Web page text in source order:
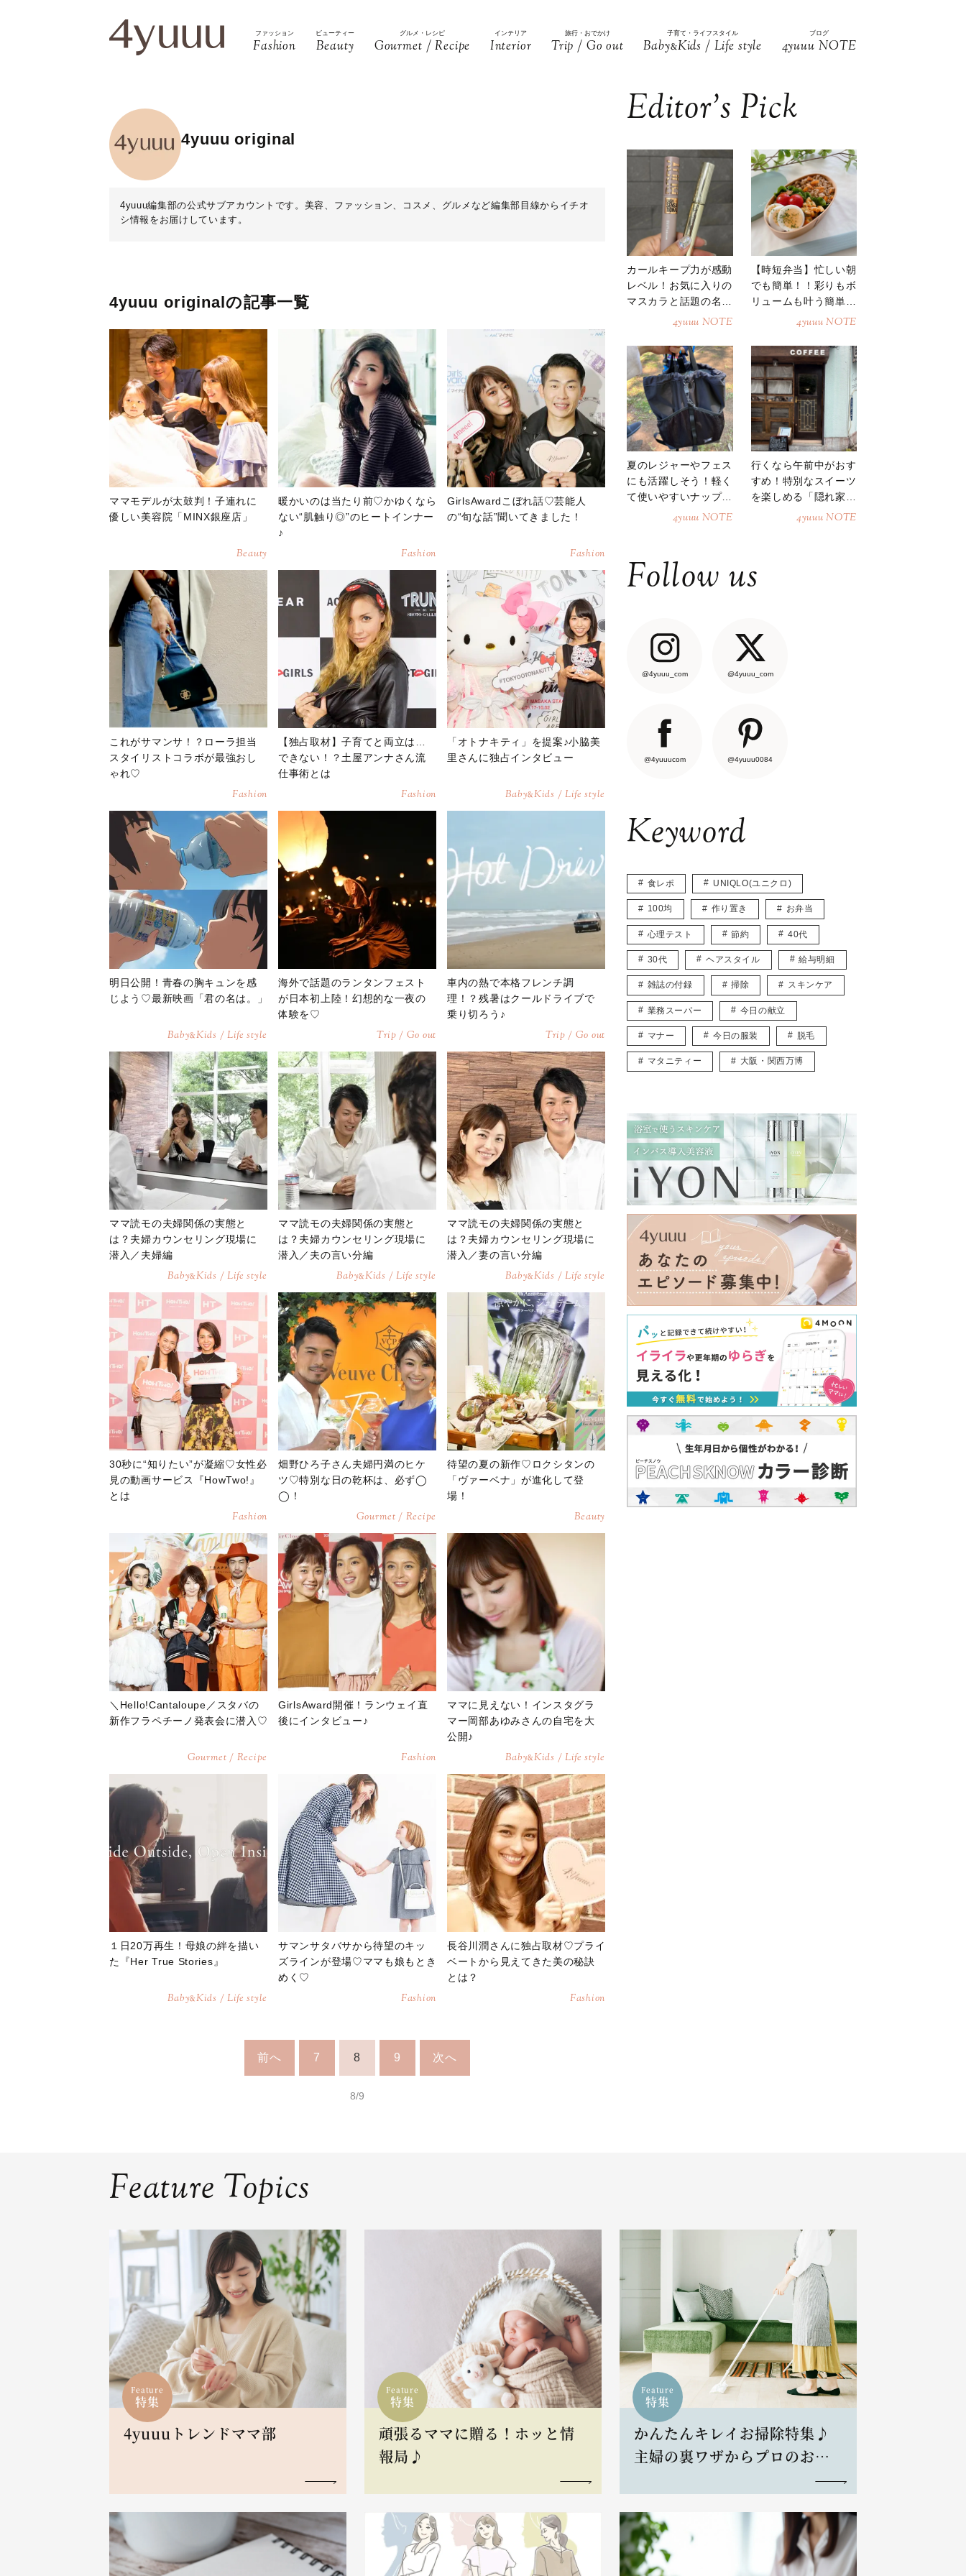
ファッション
Fashion
ビューティー
Beauty
グルメ・レシピ
Gourmet / Recipe
インテリア
Interior
旅行・おでかけ
Trip / Go out
子育て・ライフスタイル
Baby&Kids / Life style
ブログ
4yuuu NOTE
4yuuu original
4yuuu編集部の公式サブアカウントです。美容、ファッション、コスメ、グルメなど編集部目線からイチオ
シ情報をお届けしています。
4yuuu originalの記事一覧
ママモデルが太鼓判！子連れに
優しい美容院「MINX銀座店」
Beauty
暖かいのは当たり前♡かゆくなら
ない“肌触り◎”のヒートインナー
♪
Fashion
GirlsAwardこぼれ話♡芸能人
の“旬な話”聞いてきました！
Fashion
これがサマンサ！？ローラ担当
スタイリストコラボが最強おし
ゃれ♡
Fashion
【独占取材】子育てと両立は…
できない！？土屋アンナさん流
仕事術とは
Fashion
「オトナキティ」を提案♪小脇美
里さんに独占インタビュー
Baby&Kids / Life style
明日公開！青春の胸キュンを感
じよう♡最新映画「君の名は。」
Baby&Kids / Life style
海外で話題のランタンフェスト
が日本初上陸！幻想的な一夜の
体験を♡
Trip / Go out
車内の熱で本格フレンチ調
理！？残暑はクールドライブで
乗り切ろう♪
Trip / Go out
ママ読モの夫婦関係の実態と
は？夫婦カウンセリング現場に
潜入／夫婦編
Baby&Kids / Life style
ママ読モの夫婦関係の実態と
は？夫婦カウンセリング現場に
潜入／夫の言い分編
Baby&Kids / Life style
ママ読モの夫婦関係の実態と
は？夫婦カウンセリング現場に
潜入／妻の言い分編
Baby&Kids / Life style
30秒に“知りたい”が凝縮♡女性必
見の動画サービス『HowTwo!』
とは
Fashion
畑野ひろ子さん夫婦円満のヒケ
ツ♡特別な日の乾杯は、必ず◯
◯！
Gourmet / Recipe
待望の夏の新作♡ロクシタンの
「ヴァーベナ」が進化して登
場！
Beauty
＼Hello!Cantaloupe／スタバの
新作フラペチーノ発表会に潜入♡
Gourmet / Recipe
GirlsAward開催！ランウェイ直
後にインタビュー♪
Fashion
ママに見えない！インスタグラ
マー岡部あゆみさんの自宅を大
公開♪
Baby&Kids / Life style
１日20万再生！母娘の絆を描い
た『Her True Stories』
Baby&Kids / Life style
サマンサタバサから待望のキッ
ズラインが登場♡ママも娘もとき
めく♡
Fashion
長谷川潤さんに独占取材♡プライ
ベートから見えてきた美の秘訣
とは？
Fashion
前へ 7 8 9 次へ
8/9
Editor’s Pick
カールキープ力が感動
レベル！お気に入りの
マスカラと話題の名品
4yuuu NOTE
【時短弁当】忙しい朝
でも簡単！！彩りもボ
リュームも叶う簡単そ
4yuuu NOTE
夏のレジャーやフェス
にも活躍しそう！軽く
て使いやすいナップサ
4yuuu NOTE
行くなら午前中がおす
すめ！特別なスイーツ
を楽しめる「隠れ家カ
4yuuu NOTE
Follow us
@4yuuu_com @4yuuu_com
@4yuuucom @4yuuu0084
Keyword
食レポ UNIQLO(ユニクロ)
100均 作り置き お弁当
心理テスト 節約 40代
30代 ヘアスタイル 給与明細
雑誌の付録 掃除 スキンケア
業務スーパー 今日の献立
マナー 今日の服装 脱毛
マタニティー 大阪・関西万博
Feature Topics
Feature
特集
4yuuuトレンドママ部
Feature
特集
頑張るママに贈る！ホッと情
報局♪
Feature
特集
かんたんキレイお掃除特集♪
主婦の裏ワザからプロのお掃